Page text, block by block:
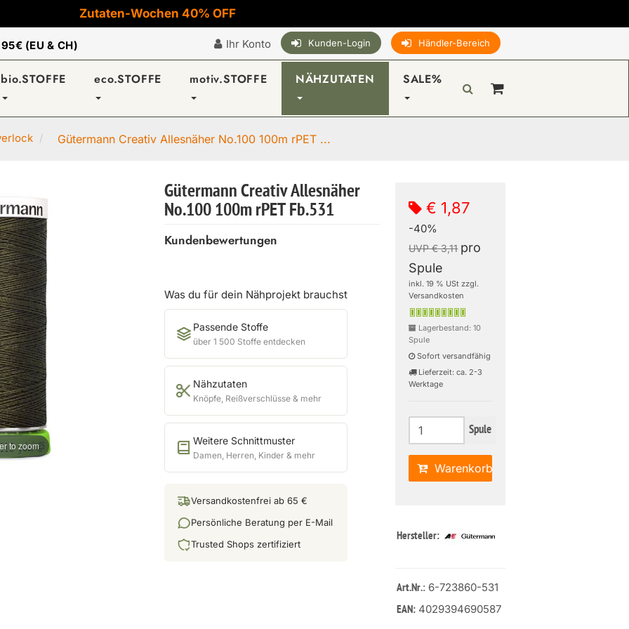
Zutaten-Wochen 40% OFF
95€ (EU & CH) Ihr Konto Kunden-Login Händler-Bereich
bio.STOFFE eco.STOFFE motiv.STOFFE NÄHZUTATEN SALE%
Gütermann Creativ Allesnäher No.100 100m rPET ...
to zoom
Gütermann Creativ Allesnäher
No.100 100m rPET Fb.531
Kundenbewertungen
Was du für dein Nähprojekt brauchst
Passende Stoffe
über 1 500 Stoffe entdecken
Nähzutaten
Knöpfe, Reißverschlüsse & mehr
Weitere Schnittmuster
Damen, Herren, Kinder & mehr
Versandkostenfrei ab 65 €
Persönliche Beratung per E-Mail
Trusted Shops zertifiziert
€ 1,87
-40%
UVP € 3,11 pro
Spule
inkl. 19 % USt zzgl.
Versandkosten
Lagerbestand: 10
Spule
Sofort versandfähig
Lieferzeit: ca. 2-3
Werktage
Spule
Warenkorb
Hersteller:
Art.Nr.: 6-723860-531
EAN: 4029394690587